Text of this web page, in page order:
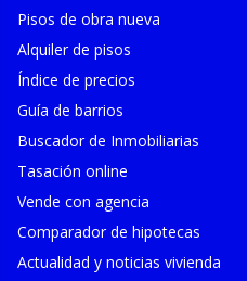
Pisos de obra nueva
Alquiler de pisos
Índice de precios
Guía de barrios
Buscador de Inmobiliarias
Tasación online
Vende con agencia
Comparador de hipotecas
Actualidad y noticias vivienda